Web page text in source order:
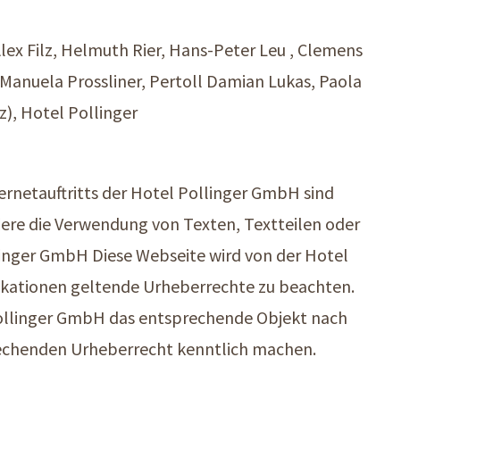
Filz, Helmuth Rier, Hans-Peter Leu , Clemens
Prossliner, Pertoll Damian Lukas, Paola
Hotel Pollinger
der Hotel Pollinger GmbH sind
die Verwendung von Texten, Textteilen oder
GmbH Diese Webseite wird von der Hotel
geltende Urheberrechte zu beachten.
GmbH das entsprechende Objekt nach
Urheberrecht kenntlich machen.